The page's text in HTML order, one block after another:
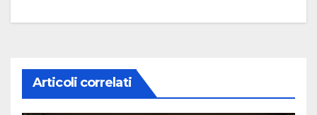
Articoli correlati